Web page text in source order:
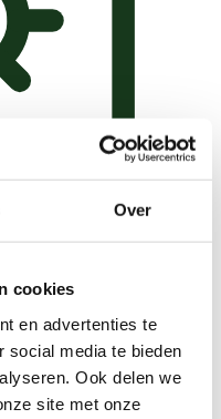
Over
cookies
en advertenties te
social media te bieden
Ook delen we
site met onze